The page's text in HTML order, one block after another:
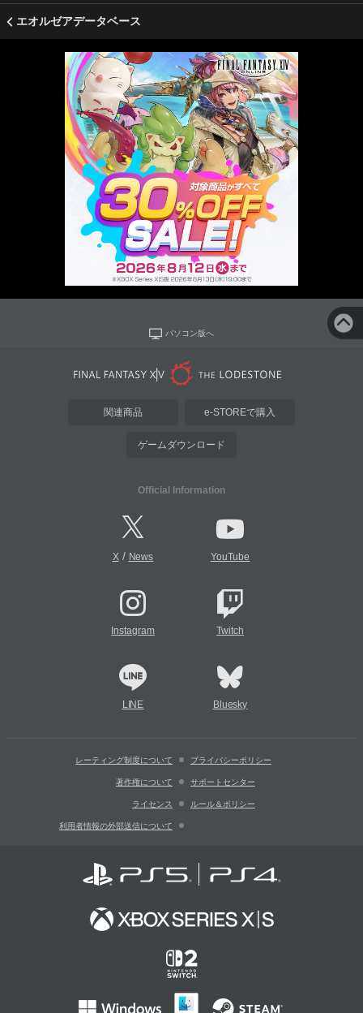
エオルゼアデータベース
パソコン版へ
関連商品 e-STOREで購入
ゲームダウンロード
Official Information
X/ News YouTube
Instagram Twitch
LINE Bluesky
レーティング制度について プライバシーポリシー
著作権について サポートセンター
ライセンス ルール＆ポリシー
利用者情報の外部送信について